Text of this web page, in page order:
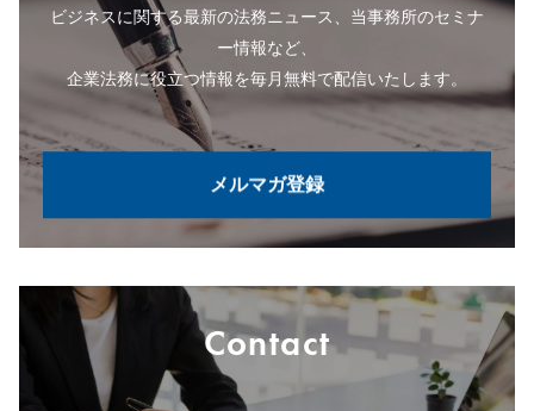
ビジネスに関する最新の法務ニュース、当事務所のセミナ
ー情報など、
企業法務に役立つ情報を毎月無料で配信いたします。
メルマガ登録
Contact